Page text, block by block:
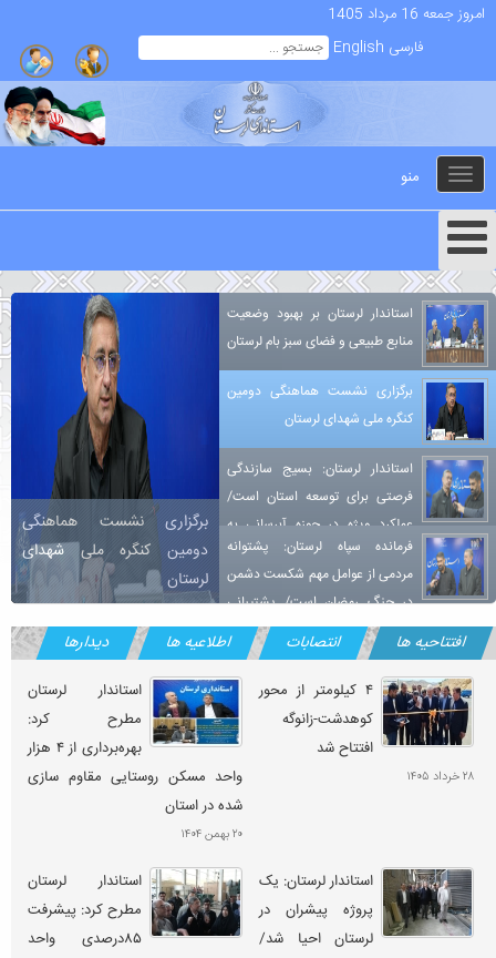
امروز جمعه 16 مرداد 1405
فارسی English
Toggle
navigation
منو
برگزاری نشست هماهنگی
دومین کنگره ملی شهدای
لرستان
استاندار لرستان بر بهبود وضعیت
منابع طبیعی و فضای سبز بام لرستان
برگزاری نشست هماهنگی دومین
کنگره ملی شهدای لرستان
استاندار لرستان: بسیج سازندگی
فرصتی برای توسعه استان است/
عملکرد ویژه در حوزه آبرسانی به
روستاها و مدرسه‌سازیفرمانده سپاه لرستان: پشتوانه
مردمی از عوامل مهم شکست دشمن
در جنگ رمضان است/ پشتیبانی
ویژه استاندار و فرمانداران در جریان جنگ‌های اخیر
استاندار لرستان: طرح میدان یار
فرصتی برای نمایش اقتدار، شجاعت
و وفاداری مردم لرستان در میدان و
خیابان
افتتاحیه ها انتصابات اطلاعیه ها دیدارها
۴ کیلومتر از محور
کوهدشت-زانوگه
افتتاح شد
۲۸ خرداد ۱۴۰۵
استاندار لرستان
مطرح کرد:
بهره‌برداری از ۴ هزار
واحد مسکن روستایی مقاوم سازی
شده در استان
۲۰ بهمن ۱۴۰۴
استاندار لرستان: یک
پروژه پیشران در
لرستان احیا شد/
استاندار لرستان
مطرح کرد: پیشرفت
۸۵درصدی واحد